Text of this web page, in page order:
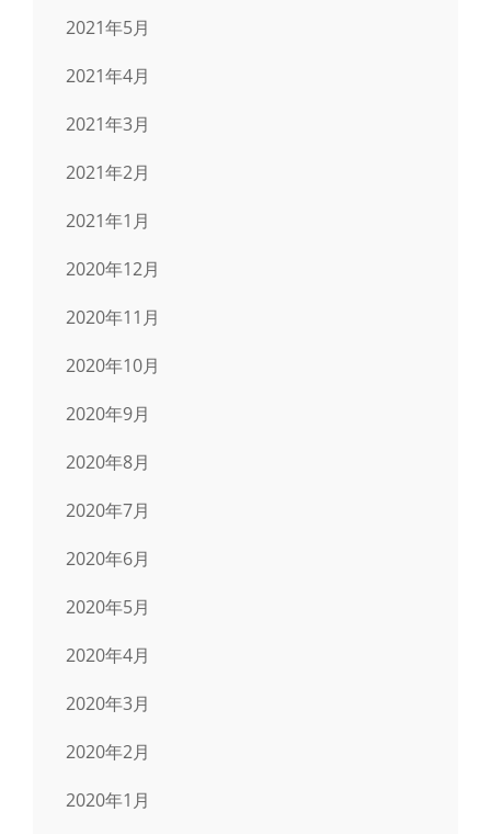
2021年5月
2021年4月
2021年3月
2021年2月
2021年1月
2020年12月
2020年11月
2020年10月
2020年9月
2020年8月
2020年7月
2020年6月
2020年5月
2020年4月
2020年3月
2020年2月
2020年1月